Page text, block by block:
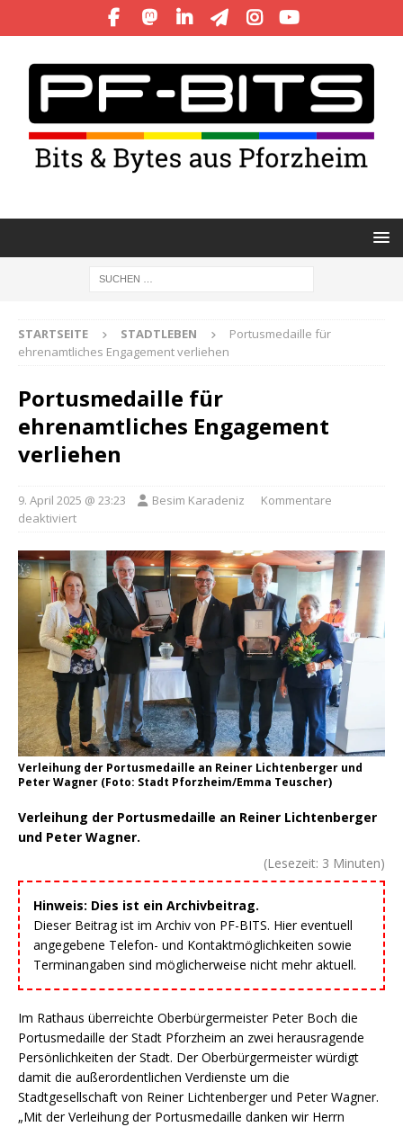
STARTSEITE STADTLEBEN
Portusmedaille für
ehrenamtliches Engagement verliehen
Portusmedaille für
ehrenamtliches Engagement
verliehen
9. April 2025 @ 23:23 Besim Karadeniz
Kommentare
deaktiviert
Verleihung der Portusmedaille an Reiner Lichtenberger und
Peter Wagner (Foto: Stadt Pforzheim/Emma Teuscher)
Verleihung der Portusmedaille an Reiner Lichtenberger
und Peter Wagner.
(Lesezeit: 3 Minuten)
Hinweis: Dies ist ein Archivbeitrag.
Dieser Beitrag ist im Archiv von PF-BITS. Hier eventuell
angegebene Telefon- und Kontaktmöglichkeiten sowie
Terminangaben sind möglicherweise nicht mehr aktuell.
Im Rathaus überreichte Oberbürgermeister Peter Boch die
Portusmedaille der Stadt Pforzheim an zwei herausragende
Persönlichkeiten der Stadt. Der Oberbürgermeister würdigt
damit die außerordentlichen Verdienste um die
Stadtgesellschaft von Reiner Lichtenberger und Peter Wagner.
„Mit der Verleihung der Portusmedaille danken wir Herrn